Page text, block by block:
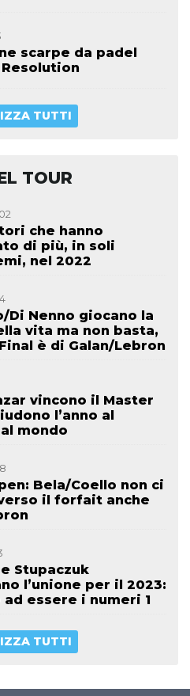
scarpe da padel
TUTTI
TOUR
che hanno
di più, in soli
nel 2022
Di Nenno giocano la
vita ma non basta,
è di Galan/Lebron
vincono il Master
l’anno al
mondo
Bela/Coello non ci
il forfait anche
Stupaczuk
l’unione per il 2023:
ad essere i numeri 1
TUTTI